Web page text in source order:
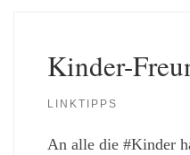
Kinder-
LINKTIPPS
An alle die #Kinder